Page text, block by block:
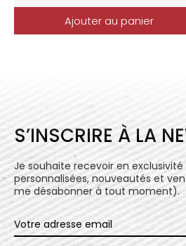
Ajouter au panier
S’INSCRIRE À LA
Je souhaite recevoir en
personnalisées, nouveautés et
me désabonner à tout moment).